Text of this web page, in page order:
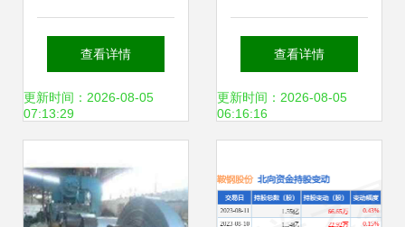
益管道 以客户为中
心，打造钢压延加
查看详情
更新时间：2026-08-05
07:13:29
的钢铁记忆 钢压延
加工艺术与精神的
查看详情
更新时间：2026-08-05
06:16:16